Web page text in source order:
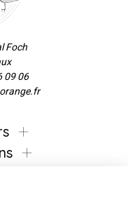
Foch
09 06